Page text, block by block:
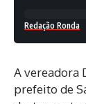
Redação Ronda
A vereadora
prefeito de